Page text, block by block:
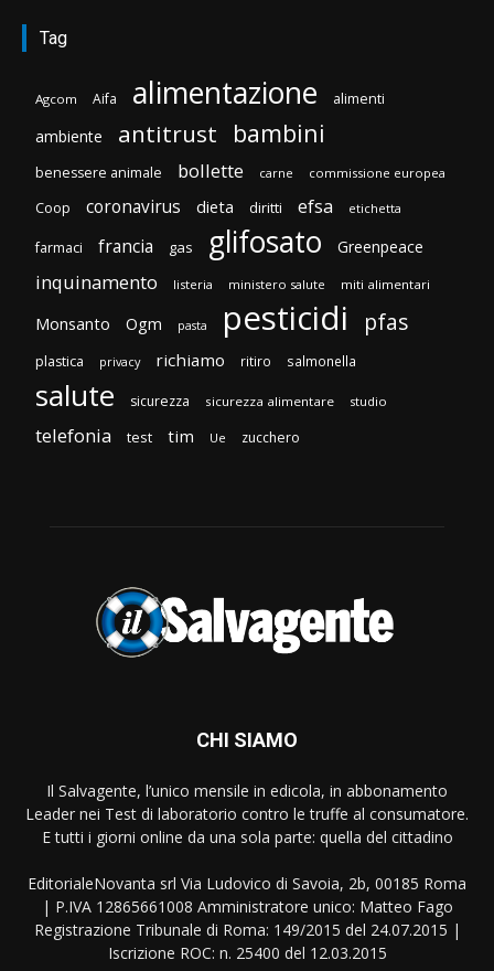
Tag
Agcom Aifa alimentazione alimenti
ambiente antitrust bambini
benessere animale bollette carne commissione europea
Coop coronavirus dieta diritti efsa etichetta
farmaci francia gas glifosato Greenpeace
inquinamento listeria ministero salute miti alimentari
Monsanto Ogm pasta pesticidi pfas
plastica privacy richiamo ritiro salmonella
salute sicurezza sicurezza alimentare studio
telefonia test tim Ue zucchero
CHI SIAMO
Il Salvagente, l’unico mensile in edicola, in abbonamento
Leader nei Test di laboratorio contro le truffe al consumatore.
E tutti i giorni online da una sola parte: quella del cittadino
EditorialeNovanta srl Via Ludovico di Savoia, 2b, 00185 Roma
| P.IVA 12865661008 Amministratore unico: Matteo Fago
Registrazione Tribunale di Roma: 149/2015 del 24.07.2015 |
Iscrizione ROC: n. 25400 del 12.03.2015